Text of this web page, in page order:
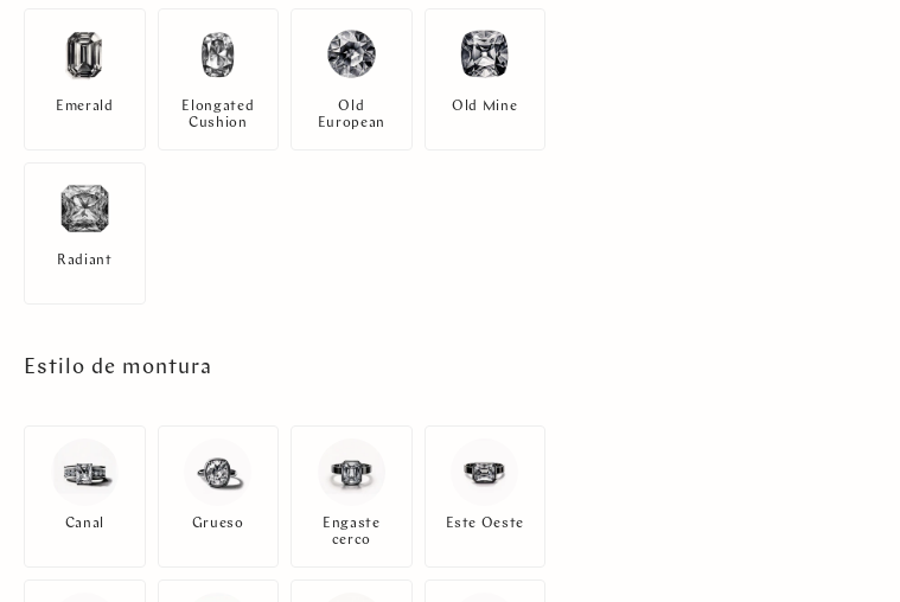
Emerald
Elongated
Cushion
Old
European
Old Mine
Radiant
Estilo de montura
Canal Grueso
Engaste
cerco
Este Oeste